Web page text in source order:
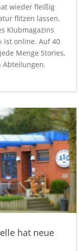
wieder fleißig
flitzen lassen.
Klubmagazins
ist online. Auf 40
Menge Stories,
Abteilungen.
hat neue